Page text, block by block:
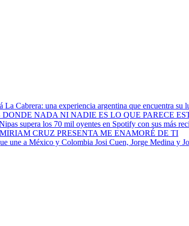
La Cabrera: una experiencia argentina que encuentra su
MIRIAM CRUZ PRESENTA ME ENAMORÉ DE TI
Josi Cuen, Jorge Medina y